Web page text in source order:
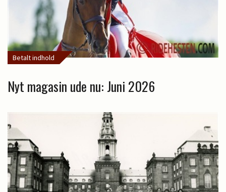
Betalt indhold
Nyt magasin ude nu: Juni 2026